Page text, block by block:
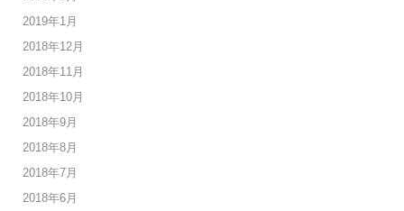
2019年1月
2018年12月
2018年11月
2018年10月
2018年9月
2018年8月
2018年7月
2018年6月